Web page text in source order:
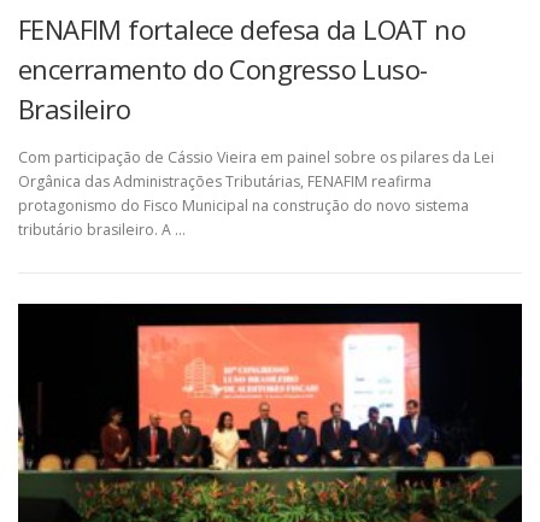
FENAFIM fortalece defesa da LOAT no
encerramento do Congresso Luso-
Brasileiro
Com participação de Cássio Vieira em painel sobre os pilares da Lei
Orgânica das Administrações Tributárias, FENAFIM reafirma
protagonismo do Fisco Municipal na construção do novo sistema
tributário brasileiro. A …